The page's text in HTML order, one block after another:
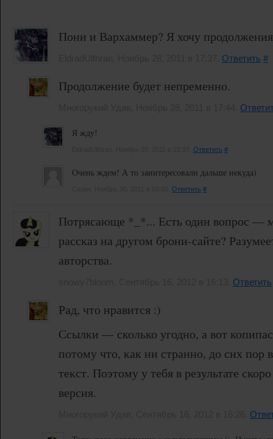
Пони и Вархаммер? Я хочу
Ответить #
Продолжение будет непременно.
Я жду!
Ответить #
Очень ждем! А то заинтересовали дальше некуда)
Ответить #
Потрясающе *_*... Есть один вопрос —
рассказ на другом брони-сайте?
авторства.
Ответить
Рад, что нравится :)
Ссылки — сколько угодно, а вот
потому что, как ни странно, до сих
текст. Поэтому у тебя в результате
версия.